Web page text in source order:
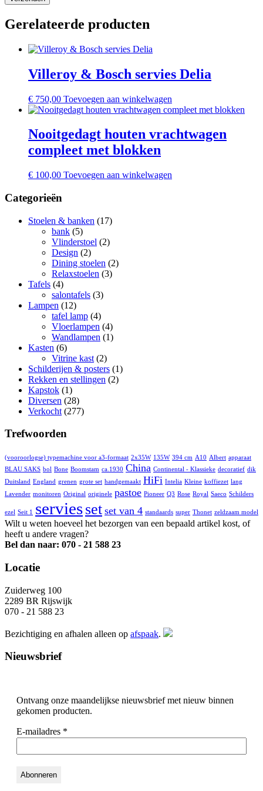
Gerelateerde producten
Villeroy & Bosch servies Delia
€ 750,00 Toevoegen aan winkelwagen
Nooitgedagt houten vrachtwagen
compleet met blokken
€ 100,00 Toevoegen aan winkelwagen
Categorieën
Stoelen & banken (17)
bank (5)
Vlinderstoel (2)
Design (2)
Dining stoelen (2)
Relaxstoelen (3)
Tafels (4)
salontafels (3)
Lampen (12)
tafel lamp (4)
Vloerlampen (4)
Wandlampen (1)
Kasten (6)
Vitrine kast (2)
Schilderijen & posters (1)
Rekken en stellingen (2)
Kapstok (1)
Diversen (28)
Verkocht (277)
Trefwoorden
(vooroorlogse) typemachine voor a3-formaat 2x35W 135W 394 cm A10 Albert apparaat
BLAU SAKS bol Bone Boomstam ca.1930 China Continental - Klassieke decoratief dik
Duitsland England grenen grote set handgemaakt HiFi Intelia Kleine koffiezet lang
Lavender monitoren Original originele pastoe Pioneer Q3 Rose Royal Saeco Schilders
ezel Seit 1 serviesset set van 4 standaards super Thonet zeldzaam model
Wilt u weten hoeveel het bezorgen van een bepaald artikel kost, of
heeft u andere vragen?
Bel dan naar: 070 - 21 588 23
Locatie
Zuiderweg 100
2289 BR Rijswijk
070 - 21 588 23
Bezichtiging en afhalen alleen op afspaak.
Nieuwsbrief
Ontvang onze maandelijkse nieuwsbrief met nieuw binnen
gekomen producten.
E-mailadres *